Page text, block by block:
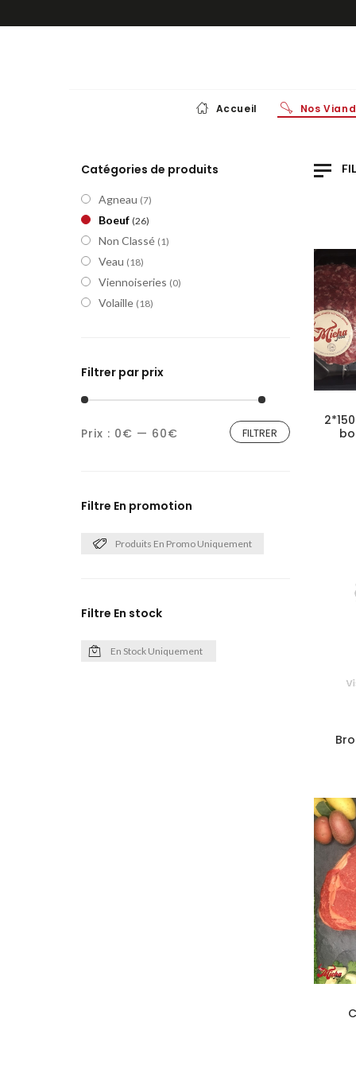
Accueil Nos
Catégories de produits
Agneau (7)
Boeuf (26)
Non Classé (1)
Veau (18)
Viennoiseries (0)
Volaille (18)
Filtrer par prix
FILTRER
Prix : 0€ — 60€
Filtre En promotion
Produits En Promo Uniquement
Filtre En stock
En Stock Uniquement